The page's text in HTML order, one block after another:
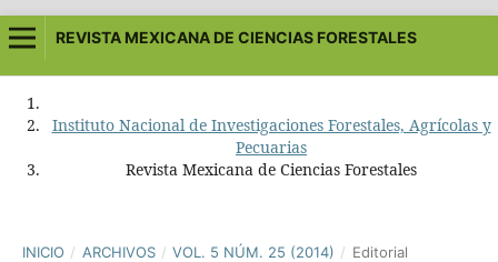
REVISTA MEXICANA DE CIENCIAS FORESTALES
Instituto Nacional de Investigaciones Forestales, Agrícolas y
Pecuarias
Revista Mexicana de Ciencias Forestales
INICIO / ARCHIVOS / VOL. 5 NÚM. 25 (2014) / Editorial